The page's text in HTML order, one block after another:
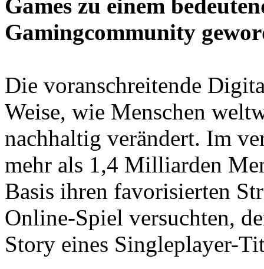
Games zu einem
Gamingcommunity
Die voranschreitende
Weise, wie Menschen
nachhaltig verändert. Im
mehr als 1,4 Milliarden
Basis ihren favorisierten
Online-Spiel versuchten,
Story eines Singleplayer-